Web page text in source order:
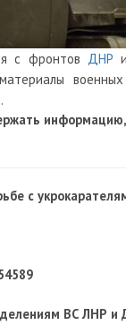
с фронтов ДНР
с
ВС ЛНР и